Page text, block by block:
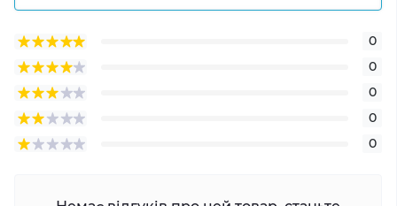
0
0
0
0
0